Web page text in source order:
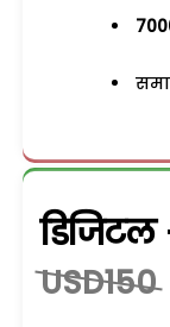
डिजिटल
USD150